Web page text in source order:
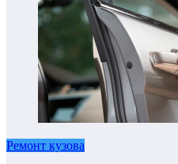
Ремонт кузова